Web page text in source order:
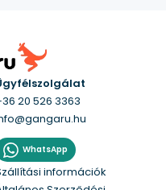
20 526 3363
WhatsApp
információk